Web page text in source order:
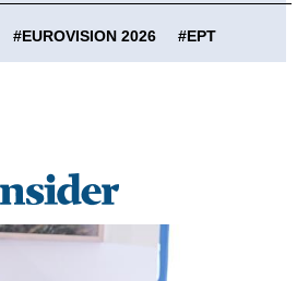
#EUROVISION 2026 #ΕΡΤ